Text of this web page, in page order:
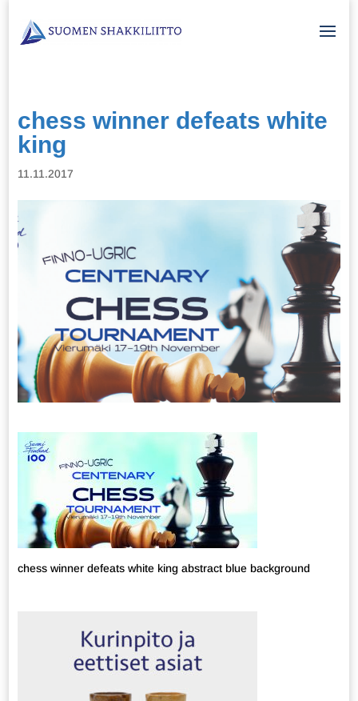
chess winner defeats white
king
11.11.2017
chess winner defeats white king abstract blue background